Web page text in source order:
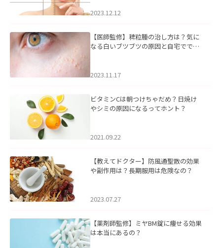
2023.12.12
【医師監修】稗粒腫の治し方は？気に
なる白いブツブツの原因と自宅ででき
2023.11.17
ビタミンCは朝つけちゃだめ？日焼け
やシミの原因になるってホント？
2021.09.22
【教えてドクター】防風通聖散の効果
や副作用は？長期服用は危険なの？
2023.07.27
【薬剤師監修】ミヤBM錠に痩せる効果
は本当にあるの？